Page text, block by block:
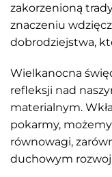
zakorzenioną
znaczeniu
dobrodziejstwa,
Wielkanocna
refleksji nad
materialnym.
pokarmy,
równowagi,
duchowym